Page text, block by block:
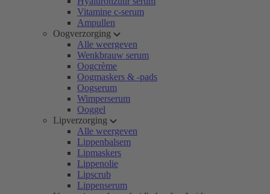
Vitamine c-serum
Ampullen
Oogverzorging
Alle weergeven
Wenkbrauw serum
Oogcrème
Oogmaskers & -pads
Oogserum
Wimperserum
Ooggel
Lipverzorging
Alle weergeven
Lippenbalsem
Lipmaskers
Lippenolie
Lipscrub
Lippenserum